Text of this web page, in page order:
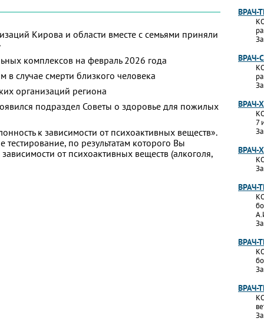
Кирова и области вместе с семьями приняли
комплексов на февраль 2026 года
в случае смерти близкого человека
организаций региона
подраздел Советы о здоровье для пожилых
к зависимости от психоактивных веществ».
по результатам которого Вы
от психоактивных веществ (алкоголя,
ВРАЧ-
ВРАЧ-
ВРАЧ-
7
ВРАЧ-
ВРАЧ-
ВРАЧ-
ВРАЧ-